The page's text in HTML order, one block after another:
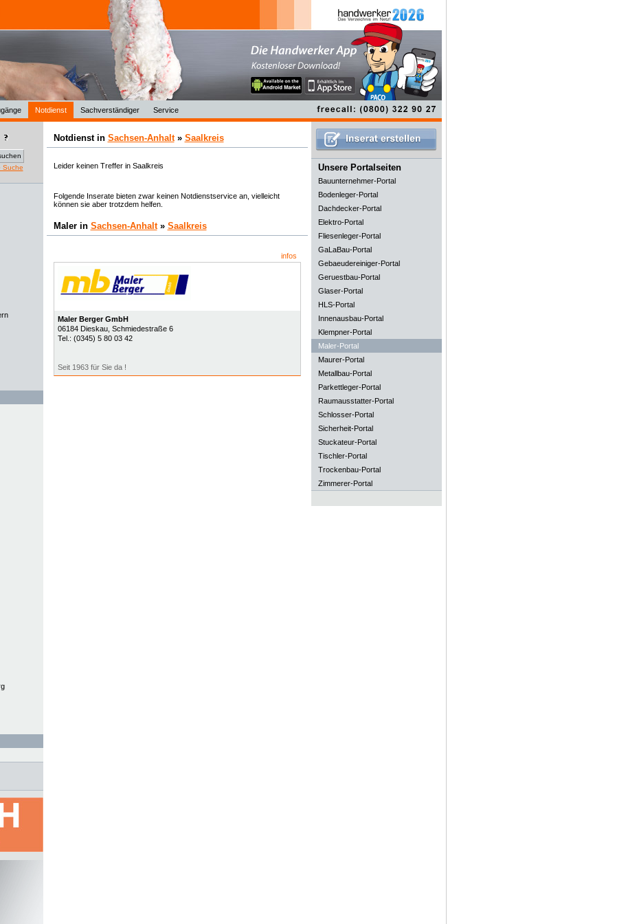
Notdienst Sachverständiger Service
Suche
Notdienst in Sachsen-Anhalt» Saalkreis
Leider keinen Treffer in Saalkreis
Folgende Inserate bieten zwar keinen Notdienstservice an, vielleicht
können sie aber trotzdem helfen.
Maler in Sachsen-Anhalt» Saalkreis
infos
Maler Berger GmbH
06184 Dieskau, Schmiedestraße 6
Tel.: (0345) 5 80 03 42
Seit 1963 für Sie da !
Unsere Portalseiten
Bauunternehmer-Portal
Bodenleger-Portal
Dachdecker-Portal
Elektro-Portal
Fliesenleger-Portal
GaLaBau-Portal
Gebaeudereiniger-Portal
Geruestbau-Portal
Glaser-Portal
HLS-Portal
Innenausbau-Portal
Klempner-Portal
Maler-Portal
Maurer-Portal
Metallbau-Portal
Parkettleger-Portal
Raumausstatter-Portal
Schlosser-Portal
Sicherheit-Portal
Stuckateur-Portal
Tischler-Portal
Trockenbau-Portal
Zimmerer-Portal